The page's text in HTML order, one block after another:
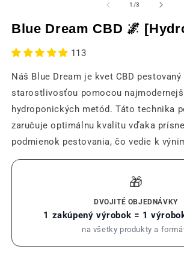
modálnom
okne
1 /z3
Blue Dream CBD 🌌
113
Náš Blue Dream je kvet CBD pestovaný
starostlivosťou pomocou
hydroponických metód. Táto technika
zaručuje optimálnu kvalitu vďaka
podmienok pestovania, čo vedie k
🎁
DVOJITÉ OBJEDNÁVKY
1 zakúpený výrobok = 1
na všetky produkty a